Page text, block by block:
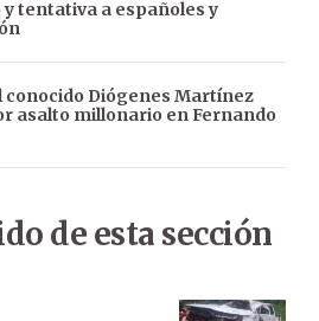
tentativa a españoles y
conocido Diógenes Martínez
asalto millonario en Fernando
de esta sección